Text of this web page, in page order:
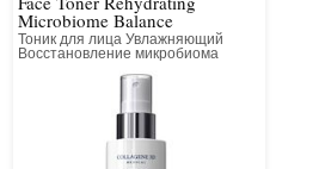
Microbiome Balance
Тоник для лица Увлажняющий
Восстановление микробиома